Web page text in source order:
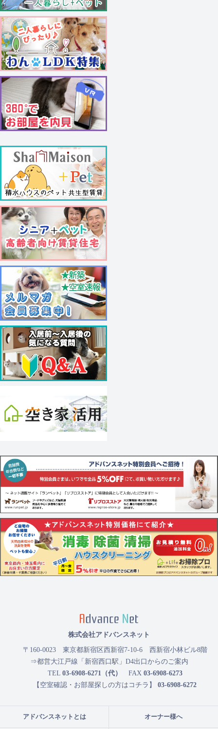
アドバンスネットとは オーナー様へ
株式会社アドバンスネット
〒160-0023 東京都新宿区西新宿7-10-6 西新宿小林ビル8階
⇒都営大江戸線「新宿西口駅」D4出口からのご案内
TEL 03-6908-6271（代） FAX 03-6908-6273
【空室確認・お部屋探しの方はコチラ】 03-6908-6272